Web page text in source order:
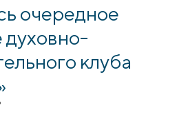
очередное
духовно-
клуба